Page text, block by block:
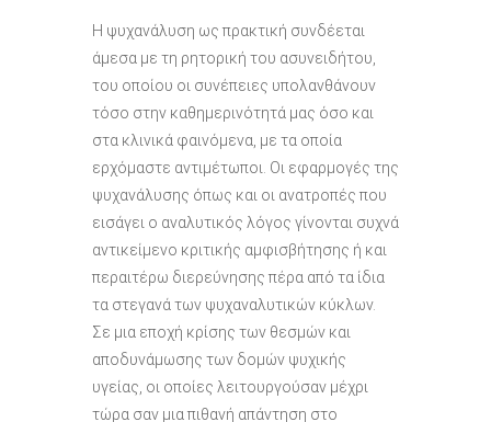
Η ψυχανάλυση ως πρακτική συνδέεται
άμεσα με τη ρητορική του ασυνειδήτου,
του οποίου οι συνέπειες υπολανθάνουν
τόσο στην καθημερινότητά μας όσο και
στα κλινικά φαινόμενα, με τα οποία
ερχόμαστε αντιμέτωποι. Οι εφαρμογές της
ψυχανάλυσης όπως και οι ανατροπές που
εισάγει ο αναλυτικός λόγος γίνονται συχνά
αντικείμενο κριτικής αμφισβήτησης ή και
περαιτέρω διερεύνησης πέρα από τα ίδια
τα στεγανά των ψυχαναλυτικών κύκλων.
Σε μια εποχή κρίσης των θεσμών και
αποδυνάμωσης των δομών ψυχικής
υγείας, οι οποίες λειτουργούσαν μέχρι
τώρα σαν μια πιθανή απάντηση στο